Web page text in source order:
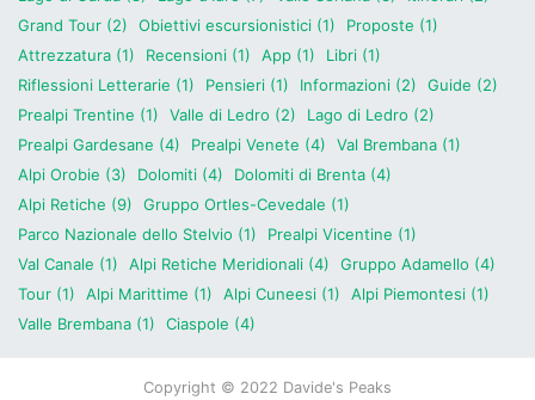
Grand Tour (2)
Obiettivi escursionistici (1)
Proposte (1)
Attrezzatura (1)
Recensioni (1) App (1)
Libri (1)
Riflessioni Letterarie (1)
Pensieri (1) Informazioni (2)
Guide (2)
Prealpi Trentine (1)
Valle di Ledro (2)
Lago di Ledro (2)
Prealpi Gardesane (4)
Prealpi Venete (4)
Val Brembana (1)
Alpi Orobie (3)
Dolomiti (4)
Dolomiti di Brenta (4)
Alpi Retiche (9)
Gruppo Ortles-Cevedale (1)
Parco Nazionale dello Stelvio (1)
Prealpi Vicentine (1)
Val Canale (1)
Alpi Retiche Meridionali (4)
Gruppo Adamello (4)
Tour (1)
Alpi Marittime (1) Alpi Cuneesi (1)
Alpi Piemontesi (1)
Valle Brembana (1)
Ciaspole (4)
Copyright © 2022 Davide's Peaks